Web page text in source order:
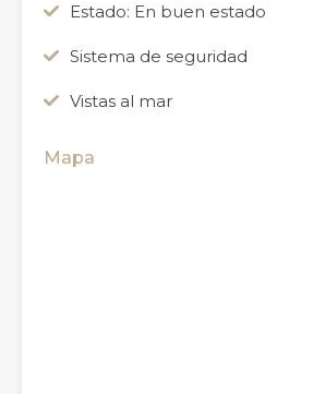
Estado: En buen estado
Sistema de seguridad
Vistas al mar
Mapa